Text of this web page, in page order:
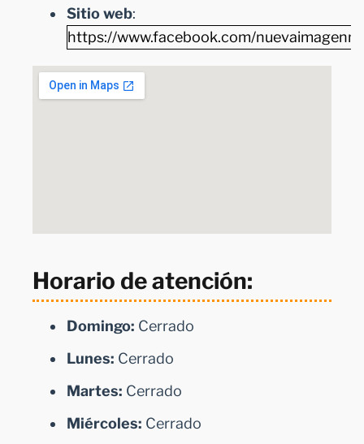
Sitio web:
https://www.facebook.com/
Horario de atención:
Domingo: Cerrado
Lunes: Cerrado
Martes: Cerrado
Miércoles: Cerrado